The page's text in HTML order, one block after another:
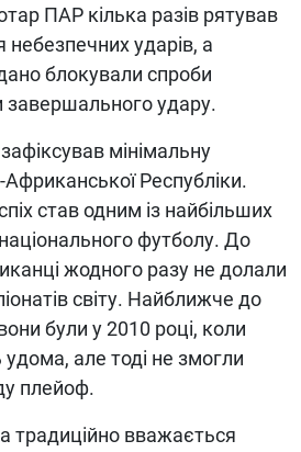
ПАР кілька разів рятував
ударів, а
блокували спроби
завершального удару.
мінімальну
Республіки.
став одним із найбільших
національного футболу. До
жодного разу не долали
світу. Найближче до
були у 2010 році, коли
але тоді не змогли
плейоф.
традиційно вважається